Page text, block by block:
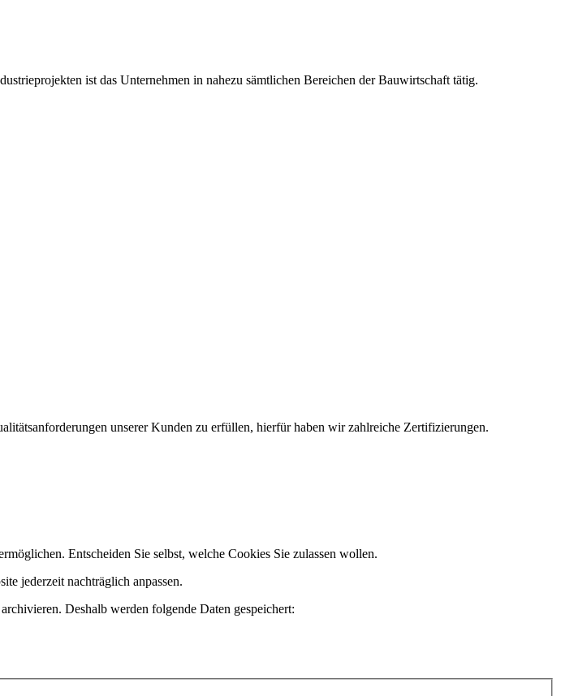
ist das Unternehmen in nahezu sämtlichen Bereichen der Bauwirtschaft tätig.
unserer Kunden zu erfüllen, hierfür haben wir zahlreiche Zertifizierungen.
Entscheiden Sie selbst, welche Cookies Sie zulassen wollen.
jederzeit nachträglich anpassen.
Deshalb werden folgende Daten gespeichert: